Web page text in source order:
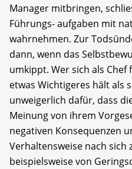
Ma­nager mitbringen,
Führungs­- auf­gaben mit
wahrnehmen. Zur
dann, wenn das
umkippt. Wer sich als Chef
etwas Wichtigeres hält als
unweigerlich dafür, dass
Meinung von ihrem
negativen Konsequenzen
Verhaltensweise nach sich
beispielsweise von